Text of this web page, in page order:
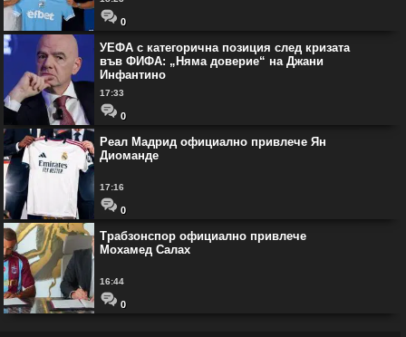
0
УЕФА с категорична позиция след кризата
във ФИФА: „Няма доверие“ на Джани
Инфантино
17:33
0
Реал Мадрид официално привлече Ян
Диоманде
17:16
0
Трабзонспор официално привлече
Мохамед Салах
16:44
0